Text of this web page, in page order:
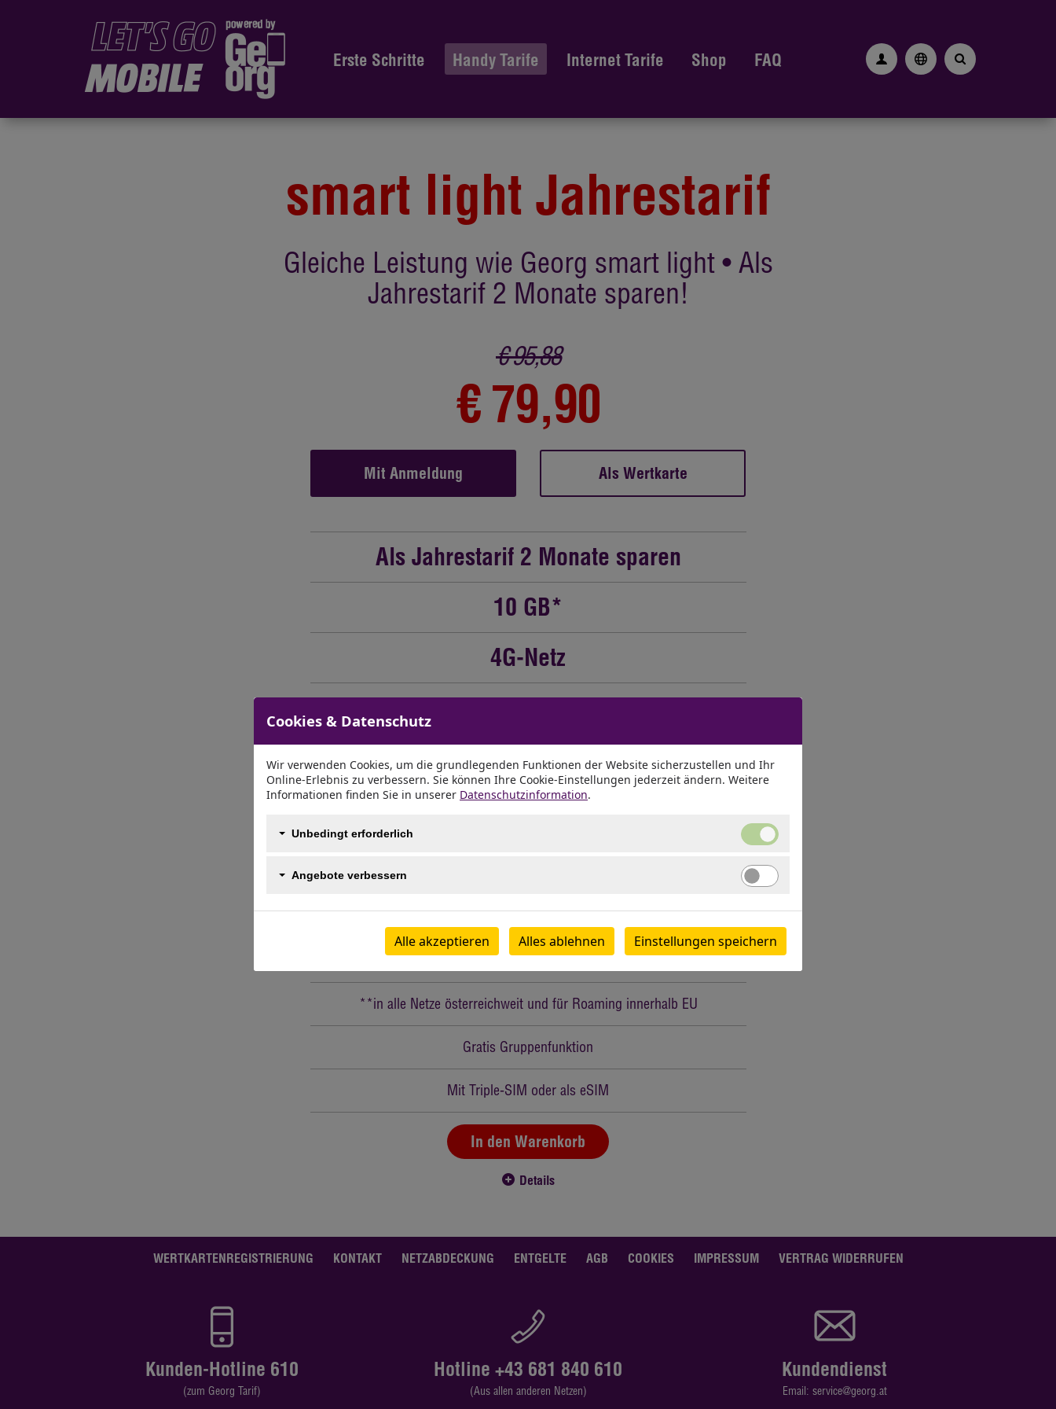
Erste Schritte Handy Tarife Internet Tarife Shop FAQ
smart light Jahrestarif
Gleiche Leistung wie Georg smart light • Als
Jahrestarif 2 Monate sparen!
€ 95,88
€ 79,90
Mit Anmeldung Als Wertkarte
Als Jahrestarif 2 Monate sparen
10 GB*
4G-Netz
Mitnahme von nationalem Datenvolumen bis
1000 Min./SMS**
*davon 10 GB EU-weit
Mindestvertragsdauer 12 Monate
**in alle Netze österreichweit und für Roaming innerhalb EU
Gratis Gruppenfunktion
Mit Triple-SIM oder als eSIM
In den Warenkorb
Details
WERTKARTENREGISTRIERUNG KONTAKT NETZABDECKUNG ENTGELTE AGB COOKIES IMPRESSUM VERTRAG WIDERRUFEN
Kunden-Hotline 610
(zum Georg Tarif)
Hotline +43 681 840 610
(Aus allen anderen Netzen)
Kundendienst
Email: service@georg.at
Cookies & Datenschutz
Wir verwenden Cookies, um die grundlegenden Funktionen der Website sicherzustellen und Ihr
Online-Erlebnis zu verbessern. Sie können Ihre Cookie-Einstellungen jederzeit ändern. Weitere
Informationen finden Sie in unserer Datenschutzinformation.
Unbedingt erforderlich
Unbedingt
erforderlich
Angebote verbessern
Angebote
verbessern
Alle akzeptieren Alles ablehnen Einstellungen speichern